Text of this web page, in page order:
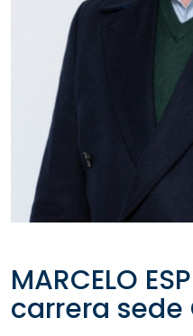
MARCELO
carrera